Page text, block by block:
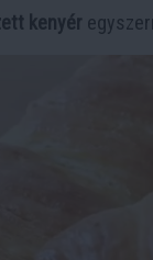
kenyér